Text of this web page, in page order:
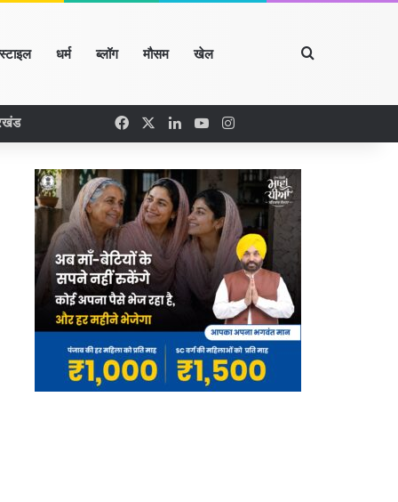
धर्म ब्लॉग मौसम खेल Search for
FacebookLinkedIn
YouTubeInstagram